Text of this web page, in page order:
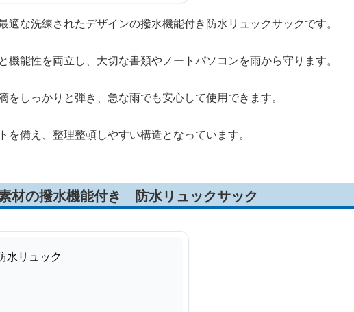
適な洗練されたデザインの撥水機能付き防水リュックサックです。
機能性を両立し、大切な書類やノートパソコンを雨から守ります。
をしっかりと弾き、急な雨でも安心して使用できます。
を備え、整理整頓しやすい構造となっています。
材の撥水機能付き 防水リュックサック